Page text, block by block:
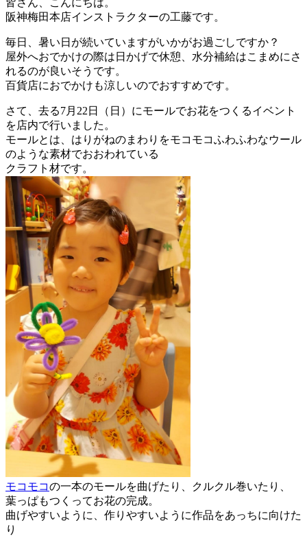
阪神梅田本店インストラクターの工藤です。
毎日、暑い日が続いていますがいかがお過ごしですか？
屋外へおでかけの際は日かげで休憩、水分補給はこまめにさ
れるのが良いそうです。
百貨店におでかけも涼しいのでおすすめです。
さて、去る7月22日（日）にモールでお花をつくるイベント
を店内で行いました。
モールとは、はりがねのまわりをモコモコふわふわなウール
のような素材でおおわれている
クラフト材です。
モコモコの一本のモールを曲げたり、クルクル巻いたり、
葉っぱもつくってお花の完成。
曲げやすいように、作りやすいように作品をあっちに向けた
り